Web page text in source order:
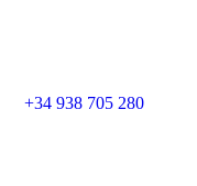
+34 938 705 280